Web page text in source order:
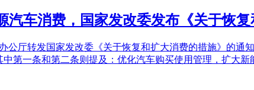
汽车消费，国家发改委发布《关于恢
公厅转发国家发改委《关于恢复和扩大消费的措施》的
中第一条和第二条则提及：优化汽车购买使用管理，扩大